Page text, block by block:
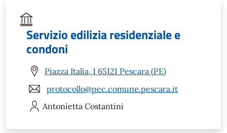
Servizio edilizia residenziale e
condoni
Piazza Italia, 1 65121 Pescara (PE)
protocollo@pec.comune.pescara.it
Antonietta Costantini